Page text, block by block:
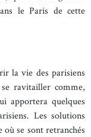
le Paris de cette
la vie des parisiens
ravitailler comme,
apportera quelques
Les solutions
se sont retranchés